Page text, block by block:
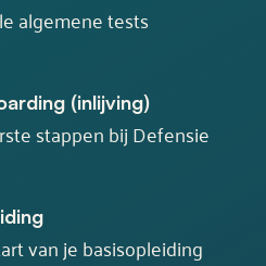
algemene tests
(inlijving)
stappen bij Defensie
van je basisopleiding